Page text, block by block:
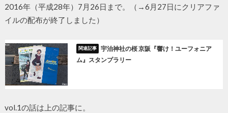
2016年（平成28年）7月26日まで。（→6月27日にクリアファ
イルの配布が終了しました）
宇治神社の桜 京阪『響け！ユーフォニア
ム』スタンプラリー
vol.1の話は上の記事に。